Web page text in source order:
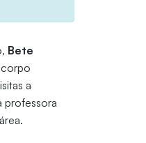
Bete
corpo
a
professora